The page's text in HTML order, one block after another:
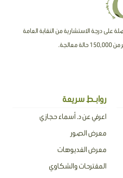
على درجة الاستشارية من النقابة العامة
روابـط سريعة
اعرفي عن د. أسماء حجازي
معرض الصور
معرض الفديوهات
المقترحات والشكاوي